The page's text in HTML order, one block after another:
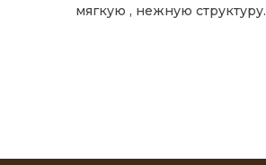
мягкую , нежную структуру.